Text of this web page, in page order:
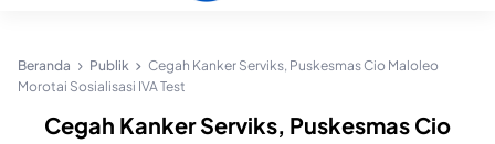
Beranda Publik
Cegah Kanker Serviks, Puskesmas Cio Maloleo
Morotai Sosialisasi IVA Test
Cegah Kanker Serviks, Puskesmas Cio